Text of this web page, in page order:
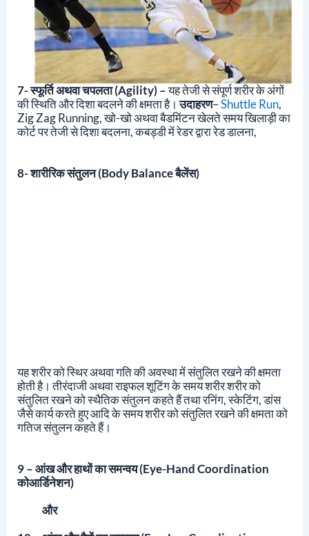
7- स्फूर्ति अथवा चपलता (Agility) –यह तेजी से संपूर्ण शरीर के अंगों
की स्थिति और दिशा बदलने की क्षमता है।उदाहरण–Shuttle Run,
Zig Zag Running, खो-खो अथवा बैडमिंटन खेलते समय खिलाड़ी का
कोर्ट पर तेजी से दिशा बदलना, कबड्डी में रेडर द्वारा रेड डालना,
8- शारीरिक संतुलन (body Balance बैलेंस)
यह शरीर को स्थिर अथवा गति की अवस्था में संतुलित रखने की क्षमता
होती है।तीरंदाजी अथवा राइफल शूटिंग के समय शरीर शरीर को
संतुलित रखने को स्थैतिक संतुलन कहते हैं तथा रनिंग, स्केटिंग, डांस
जैसे कार्य करते हुए आदि के समय शरीर को संतुलित रखने की क्षमता को
गतिज संतुलन कहते हैं।
9 – आंख और हाथोंकासमन्वय (eye-Hand Coordination
कोआर्डिनेशन)
और